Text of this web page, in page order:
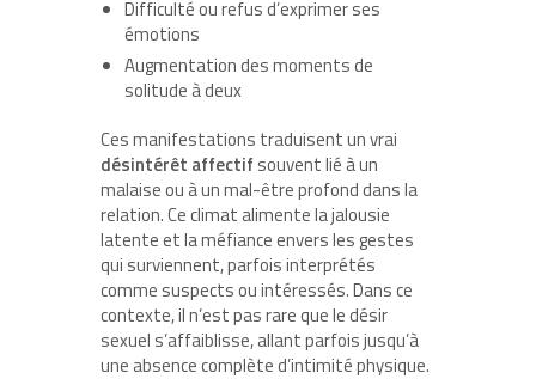
Difficulté ou refus d’exprimer ses
émotions
Augmentation des moments de
solitude à deux
Ces manifestations traduisent un vrai
désintérêt affectif souvent lié à un
malaise ou à un mal-être profond dans la
relation. Ce climat alimente la jalousie
latente et la méfiance envers les gestes
qui surviennent, parfois interprétés
comme suspects ou intéressés. Dans ce
contexte, il n’est pas rare que le désir
sexuel s’affaiblisse, allant parfois jusqu’à
une absence complète d’intimité physique.